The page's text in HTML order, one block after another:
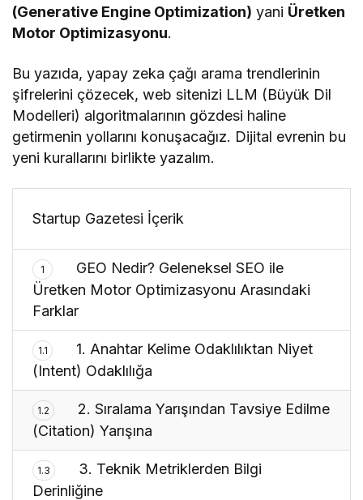
(Generative Engine Optimization) yani Üretken
Motor Optimizasyonu.
Bu yazıda, yapay zeka çağı arama trendlerinin
şifrelerini çözecek, web sitenizi LLM (Büyük Dil
Modelleri) algoritmalarının gözdesi haline
getirmenin yollarını konuşacağız. Dijital evrenin bu
yeni kurallarını birlikte yazalım.
Startup Gazetesi İçerik
1
GEO Nedir? Geleneksel SEO ile
Üretken Motor Optimizasyonu Arasındaki
Farklar
1.1
1. Anahtar Kelime Odaklılıktan Niyet
(Intent) Odaklılığa
1.2
2. Sıralama Yarışından Tavsiye Edilme
(Citation) Yarışına
1.3
3. Teknik Metriklerden Bilgi
Derinliğine